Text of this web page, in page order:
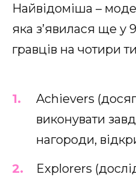
Найвідоміша –
яка з’явилася ще у
гравців на чотири
Achievers
виконувати
нагороди,
Explorers